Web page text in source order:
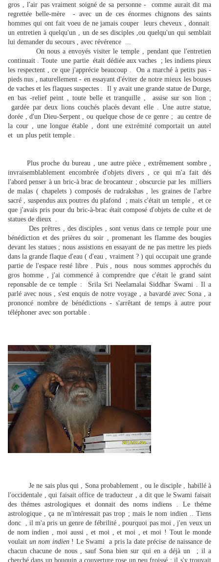
gros , l'air pas vraiment soigné de sa personne - comme aurait dit ma
regrettée belle-mère - avec un de ces énormes chignons des saints
hommes qui ont fait voeu de ne jamais couper leurs cheveux , donnait
un entretien à quelqu'un , un de ses disciples ,ou quelqu'un qui semblait
lui demander du secours , avec révérence ...
On nous a envoyés visiter le temple , pendant que l'entretien
continuait . Toute une partie était dédiée aux vaches ; les indiens pieux
les respectent , ce que j'apprécie beaucoup . On a marché à petits pas -
pieds nus , naturellement - en essayant d'éviter de notre mieux les bouses
de vaches et les flaques suspectes . Il y avait une grande statue de Durge,
en bas -relief peint , toute belle et tranquille , assise sur son lion ;
gardée par deux lions couchés placés devant elle . Une autre statue,
dorée , d'un Dieu-Serpent , ou quelque chose de ce genre ; au centre de
la cour , une longue étable , dont une extrémité comportait un autel
et un plus petit temple .
Plus proche du bureau , une autre pièce , extrêmement sombre ,
invraisemblablement encombrée d'objets divers , ce qui m'a fait dés
l'abord penser à un bric-à brac de brocanteur ; obscurcie par les milliers
de malas ( chapelets ) composés de rudrakshas , les graines de l'arbre
sacré , suspendus aux poutres du plafond ; mais c'était un temple , et ce
que j'avais pris pour du bric-à-brac était composé d'objets de culte et de
statues de dieux .
Des prêtres , des disciples , sont venus dans ce temple pour une
bénédiction et des prières du soir , promenant les flamme des bougies
devant les statues ; nous assistions en essayant de ne pas mettre les pieds
dans la grande flaque d'eau ( d'eau , vraiment ? ) qui occupait une grande
partie de l'espace resté libre . Puis , nous nous sommes approchés du
gros homme , j'ai commencé à comprendre que c'était le grand saint
reponsable de ce temple : Srila Sri Neelamalai Siddhar Swami . Il a
parlé avec nous , s'est enquis de notre voyage , a bavardé avec Sona , a
prononcé nombre de bénédictions - s'arrêtant de temps à autre pour
téléphoner avec son portable .
Je ne sais plus qui , Sona probablement , ou le disciple , habillé à
l'occidentale , qui faisait office de traducteur , a dit que le Swami faisait
des thémes astrologiques et donnait des noms indiens . Le théme
astrologique , ça ne m'intéressait pas trop ; mais le nom indien .. Tiens
donc , il m'a pris un genre de fébrilité , pourquoi pas moi , j'en veux un
de nom indien , moi aussi , et moi , et moi , et moi ! Tout le monde
voulait un nom indien! Le Swami a pris la date précise de naissance de
chacun chacune de nous , sauf Sona bien sur qui en a déjà un ; il a
cherché dans un bouquin a couverture rose un peu froissé ; il s'y trouvait